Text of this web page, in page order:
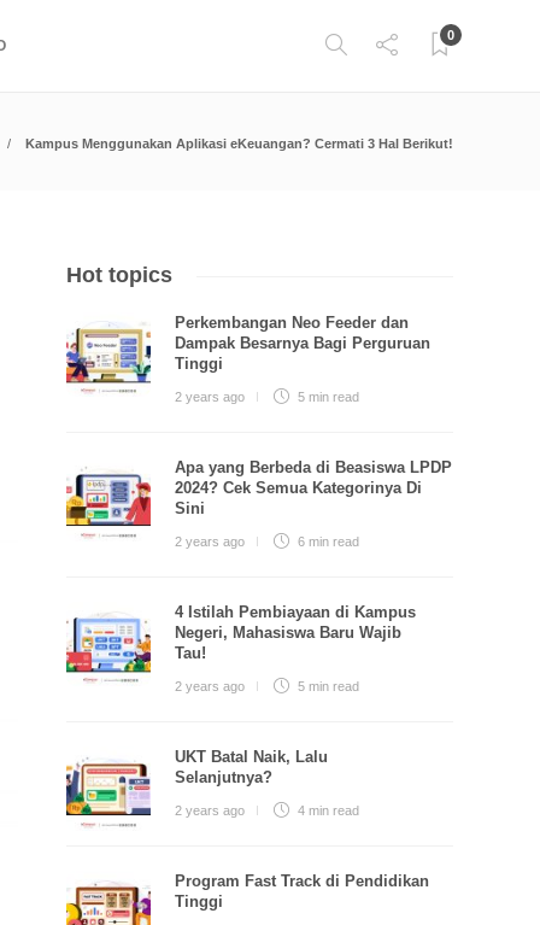
0
Kampus Menggunakan Aplikasi eKeuangan? Cermati 3 Hal Berikut!
Hot topics
Perkembangan Neo Feeder dan
Dampak Besarnya Bagi Perguruan
Tinggi
2 years ago 5 minread
Apa yang Berbeda di Beasiswa LPDP
2024? Cek Semua Kategorinya Di
Sini
2 years ago 6 minread
4 Istilah Pembiayaan di Kampus
Negeri, Mahasiswa Baru Wajib
Tau!
2 years ago 5 minread
UKT Batal Naik, Lalu
Selanjutnya?
2 years ago 4 minread
Program Fast Track di Pendidikan
Tinggi